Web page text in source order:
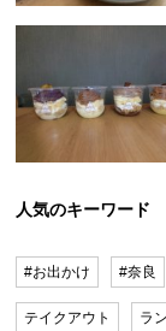
人気のキーワード
#お出かけ #奈良
テイクアウト ラ